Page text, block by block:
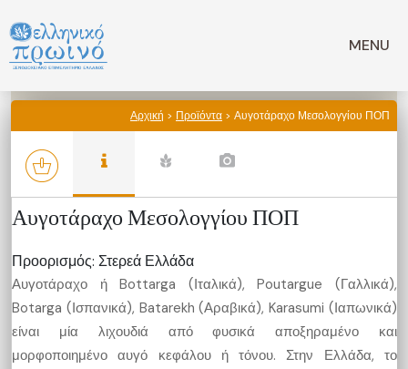
σε
περιεχόμενο
MENU
Αρχική > Προϊόντα > Αυγοτάραχο Μεσολογγίου ΠΟΠ
Αυγοτάραχο Μεσολογγίου ΠΟΠ
Προορισμός: Στερεά Ελλάδα
Αυγοτάραχο ή Bottarga (Ιταλικά), Poutargue (Γαλλικά),
Botarga (Ισπανικά), Batarekh (Αραβικά), Karasumi (Ιαπωνικά)
είναι μία λιχουδιά από φυσικά αποξηραμένο και
μορφοποιημένο αυγό κεφάλου ή τόνου. Στην Ελλάδα, το